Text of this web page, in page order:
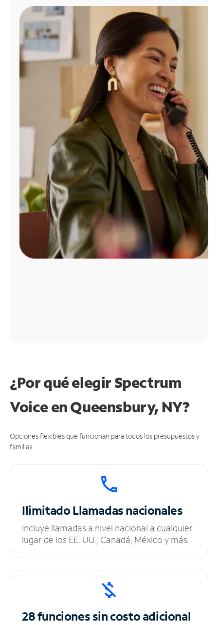
Administrar
cuenta
Encuentra
tienda
¿Por qué elegir Spectrum
Voice en Queensbury, NY?
Opciones flexibles que funcionan para todos los presupuestos y
familias.
IlimitadoLlamadas nacionales
Incluye llamadas a nivel nacional a cualquier
lugar de los EE. UU., Canadá, México y más.
28 funciones sincosto adicional